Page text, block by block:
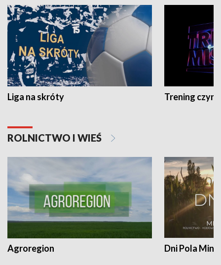
Liga na skróty Trening czyni
ROLNICTWO I WIEŚ
Agroregion Dni Pola